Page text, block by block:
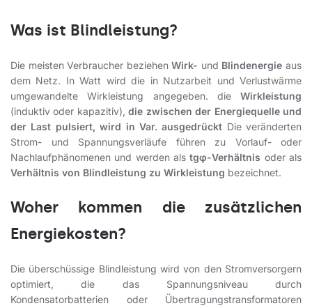
Was ist Blindleistung?
Die meisten Verbraucher beziehenWirk- und Blindenergie aus
dem Netz. In Watt wird die in Nutzarbeit und Verlustwärme
umgewandelte Wirkleistung angegeben. die Wirkleistung
(induktiv oder kapazitiv),die zwischen der Energiequelle und
der Last pulsiert, wird in Var. ausgedrückt Die veränderten
Strom- und Spannungsverläufe führen zu Vorlauf- oder
Nachlaufphänomenen und werden alstgφ-Verhältnis oder als
Verhältnis von Blindleistung zu Wirkleistung bezeichnet.
Woher kommen die zusätzlichen
Energiekosten?
Die überschüssige Blindleistung wird von den Stromversorgern
optimiert, die das Spannungsniveau durch
Kondensatorbatterien oder Übertragungstransformatoren